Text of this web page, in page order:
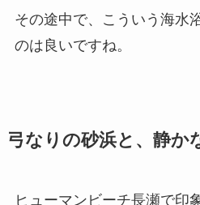
その途中で、こういう海水
のは良いですね。
弓なりの砂浜と、静か
ヒューマンビーチ長瀬で印